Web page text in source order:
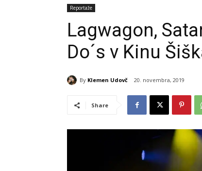
Reportaže
Lagwagon,
Do´s v Kinu
By Klemen Udovč 20. novembra, 2019
Share